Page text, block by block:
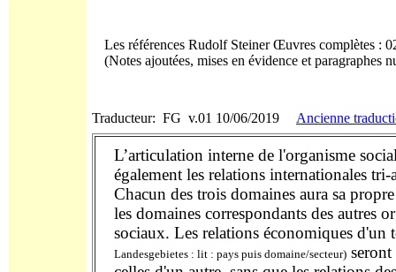
Les références Rudolf Steiner Œuvres complètes :
(Notes ajoutées, mises en évidence et paragraphes
Traducteur: FG v.01 10/06/2019 Ancienne
L’articulation interne de l'organisme
également les relations internationales tri-
Chacun des trois domaines aura sa
les domaines correspondants des autres
sociaux. Les relations économiques d'un
Landesgebietes : lit : pays puis domaine/secteur) seront